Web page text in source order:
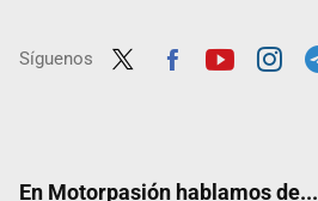
Síguenos
En Motorpasión hablamos de...